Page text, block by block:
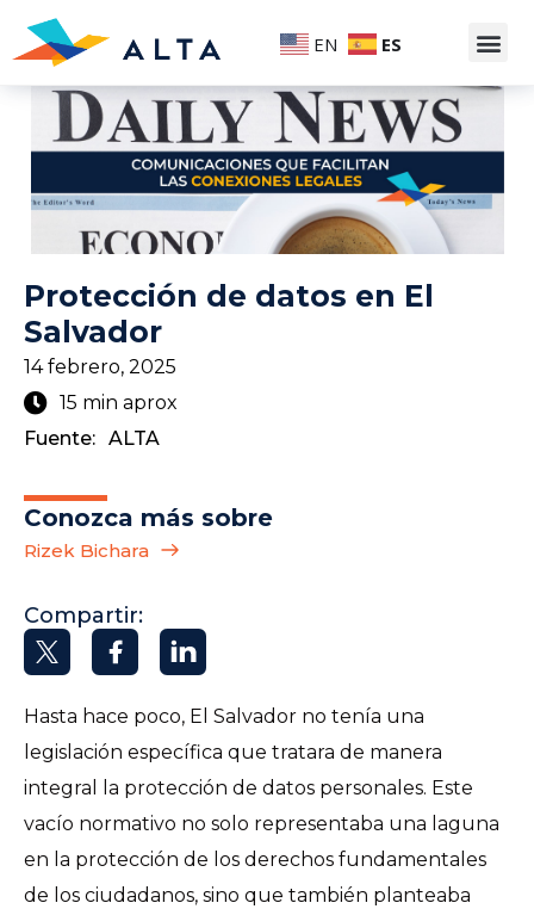
EN ES
Protección de datos en El
Salvador
14 febrero, 2025
15 min aprox
Fuente: ALTA
Conozca más sobre
Rizek Bichara
Compartir:
Hasta hace poco, El Salvador no tenía una
legislación específica que tratara de manera
integral la protección de datos personales. Este
vacío normativo no solo representaba una laguna
en la protección de los derechos fundamentales
de los ciudadanos, sino que también planteaba